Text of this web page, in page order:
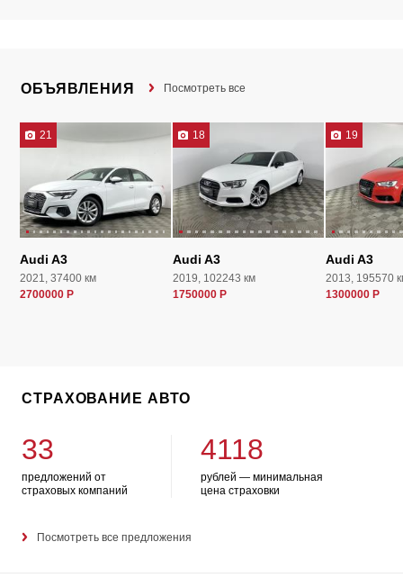
ОБЪЯВЛЕНИЯ Посмотреть все
21
Audi A3
2021, 37400 км
2700000 Р
18
Audi A3
2019, 102243 км
1750000 Р
19
Audi A3
2013, 195570
1300000 Р
СТРАХОВАНИЕ АВТО
33
предложений от
страховых компаний
4118
рублей — минимальная
цена страховки
Посмотреть все предложения